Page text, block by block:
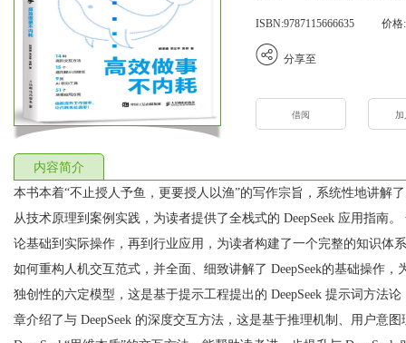
ISBN:9787115666635 价格
分享至
借阅
内容简介
本书本着“不止授人予鱼，更要授人以渔”的写作宗旨，系统性地讲解
从技术原理到案例实践，为读者提供了全栈式的 DeepSeek 应用指南
论基础到实际操作，再到行业应用，为读者构建了一个完整的知识体
如何重构人机交互范式，并全面、细致讲解了 DeepSeek的基础操作
独创性的六定模型，这是基于提示工程提出的 DeepSeek 提示词方法
章介绍了与 DeepSeek 的深度交互方法，这是基于推理机制、用户意